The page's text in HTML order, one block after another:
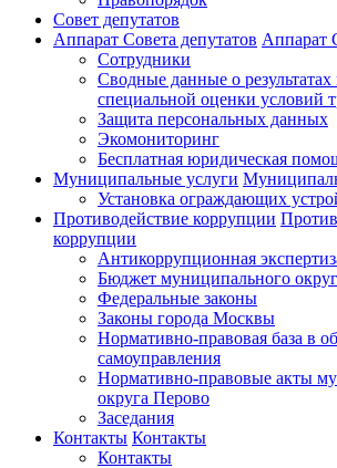
Совет депутатов
Аппарат Совета депутатов Аппарат
Сотрудники
Сводные данные о результатах
специальной оценки условий
Защита персональных данных
Экомониторинг
Бесплатная юридическая
Муниципальные услуги
Установка ограждающих
Противодействие коррупции
коррупции
Антикоррупционная
Бюджет муниципального
Федеральные законы
Законы города Москвы
Нормативно-правовая база в
самоуправления
Нормативно-правовые акты
округа Перово
Заседания
Контакты Контакты
Контакты